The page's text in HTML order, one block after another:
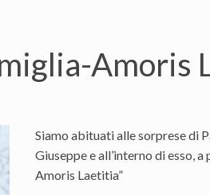
Amoris
Siamo abituati alle sorprese di
Giuseppe e all’interno di esso,
Amoris Laetitia”